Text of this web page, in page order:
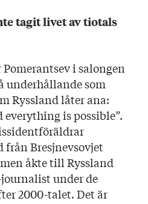
tagit livet av tiotals
i salongen
underhållande som
Ryssland låter ana:
is possible”.
Bresjnevsovjet
åkte till Ryssland
under de
2000-talet. Det är